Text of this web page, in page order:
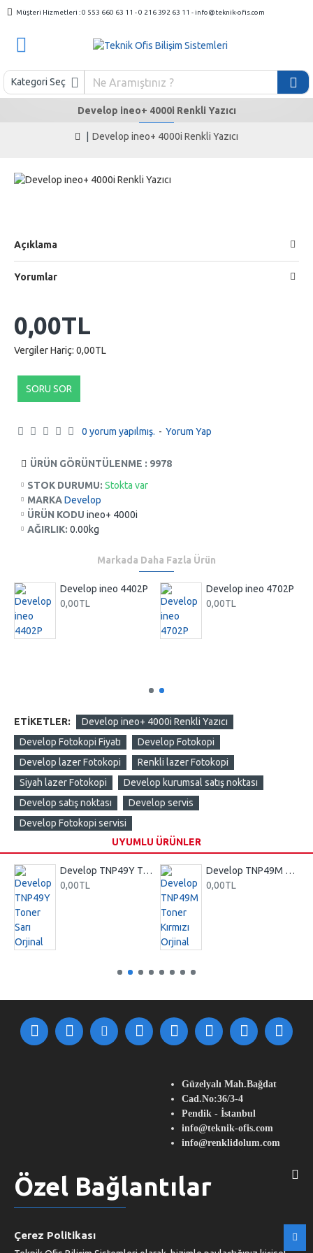
Müşteri Hizmetleri : 0 553 660 63 11 - 0 216 392 63 11 - info@teknik-ofis.com
Kategori Seç
Develop ineo+ 4000i Renkli Yazıcı
Develop ineo+ 4000i Renkli Yazıcı
Açıklama
Yorumlar
STOK DURUMU: Stokta var
MARKADevelop
ÜRÜN KODU ineo+ 4000i
AĞIRLIK: 0.00kg
ÜRÜN GÖRÜNTÜLENME : 9978
0 yorum yapılmış. - Yorum Yap
0,00TL
Vergiler Hariç: 0,00TL
SORU SOR
Markada Daha Fazla Ürün
Develop ineo 4402P
0,00TL
Develop ineo 4702P
0,00TL
ETIKETLER:
Develop ineo+ 4000i Renkli Yazıcı
Develop Fotokopi Fiyatı
Develop Fotokopi
Develop lazer Fotokopi
Renkli lazer Fotokopi
Siyah lazer Fotokopi
Develop kurumsal satış noktası
Develop satış noktası
Develop servis
Develop Fotokopi servisi
UYUMLU ÜRÜNLER
Develop TNP49Y Toner Sarı Orjinal
0,00TL
Develop TNP49M Toner Kırmızı Orjinal
0,00TL
Güzelyalı Mah.Bağdat
Cad.No:36/3-4
Pendik - İstanbul
info@teknik-ofis.com
info@renklidolum.com
Özel Bağlantılar
Müşteri Servisi
Çerez Politikası